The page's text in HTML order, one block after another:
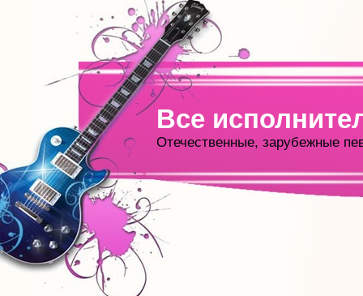
Все
Отечественные, зарубежные